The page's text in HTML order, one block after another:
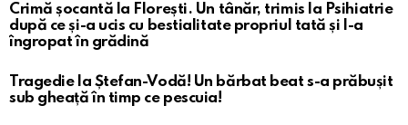
Crimă șocantă la Florești. Un tânăr, trimis la Psihiatrie
după ce și-a ucis cu bestialitate propriul tată și l-a
îngropat în grădină
Tragedie la Ștefan-Vodă! Un bărbat beat s-a prăbușit
sub gheață în timp ce pescuia!